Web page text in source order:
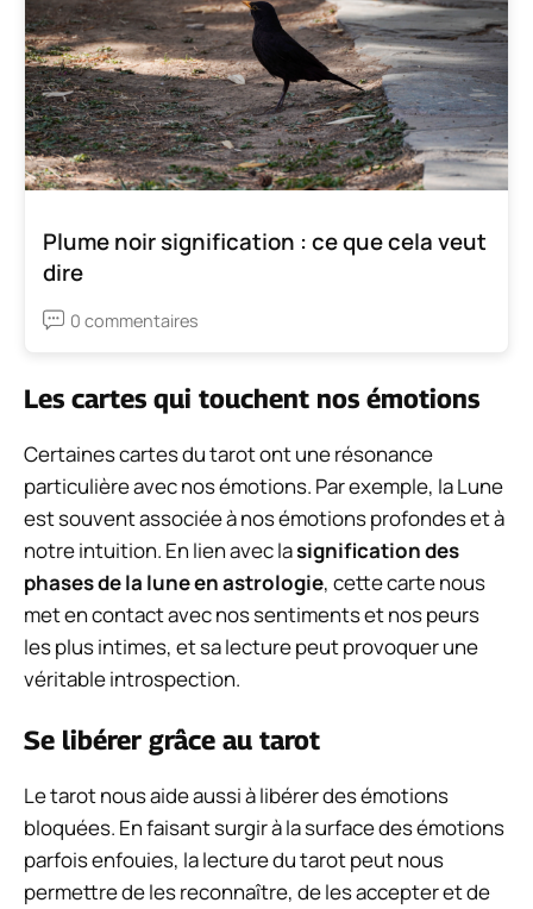
Plume noir signification : ce que cela veut
dire
0 commentaires
Les cartes qui touchent nos émotions
Certaines cartes du tarot ont une résonance
particulière avec nos émotions. Par exemple, la Lune
est souvent associée à nos émotions profondes et à
notre intuition. En lien avec lasignification des
phases de la lune en astrologie, cette carte nous
met en contact avec nos sentiments et nos peurs
les plus intimes, et sa lecture peut provoquer une
véritable introspection.
Se libérer grâce au tarot
Le tarot nous aide aussi à libérer des émotions
bloquées. En faisant surgir à la surface des émotions
parfois enfouies, la lecture du tarot peut nous
permettre de les reconnaître, de les accepter et de